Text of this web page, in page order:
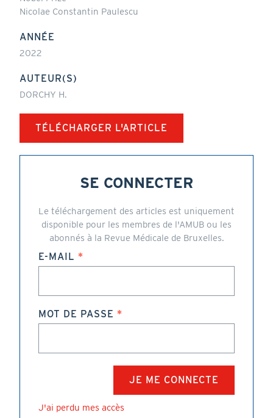
Nicolae Constantin Paulescu
ANNÉE
2022
AUTEUR(S)
DORCHY H.
TÉLÉCHARGER L'ARTICLE
SE CONNECTER
Le téléchargement des articles est uniquement
disponible pour les membres de l'AMUB ou les
abonnés à la Revue Médicale de Bruxelles.
E-MAIL
MOT DE PASSE
J'ai perdu mes accès